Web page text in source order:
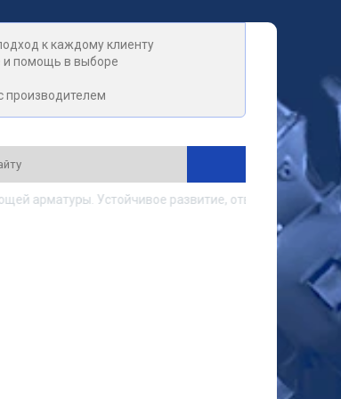
к каждому клиенту
и помощь в выборе
производителем
арматуры. Устойчивое развитие,